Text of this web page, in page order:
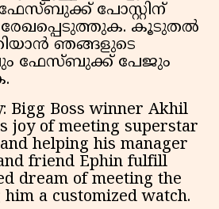
പോസ്റ്റിന്
രേഖപ്പെടുത്തുക. കൂടുതൽ
ഞങ്ങളുടെ
ഫേസ്ബുക്ക് പേജും
Bigg Boss winner Akhil
joy of meeting superstar
helping his manager
friend Ephin fulfill
dream of meeting the
a customized watch.